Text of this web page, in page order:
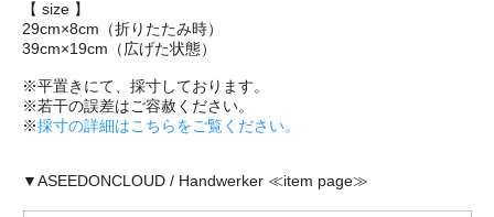
【 size 】
29cm×8cm（折りたたみ時）
39cm×19cm（広げた状態）
※平置きにて、採寸しております。
※若干の誤差はご容赦ください。
※採寸の詳細はこちらをご覧ください。
▼ASEEDONCLOUD / Handwerker ≪item page≫